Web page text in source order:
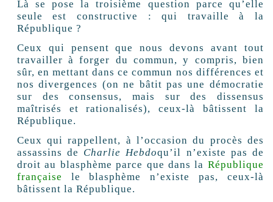
Là se pose la troisième question parce qu’elle
seule est constructive : qui travaille à la
République ?
Ceux qui pensent que nous devons avant tout
travailler à forger du commun, y compris, bien
sûr, en mettant dans ce commun nos différences et
nos divergences (on ne bâtit pas une démocratie
sur des consensus, mais sur des dissensus
maîtrisés et rationalisés), ceux-là bâtissent la
République.
Ceux qui rappellent, à l’occasion du procès des
assassins de Charlie Hebdoqu’il n’existe pas de
droit au blasphème parce que dans la République
française le blasphème n’existe pas, ceux-là
bâtissent la République.